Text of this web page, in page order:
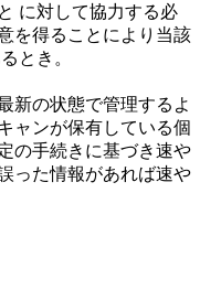
に対して協力する必
を得ることにより当該
とき。
新の状態で管理するよ
ャンが保有している個
の手続きに基づき速や
った情報があれば速や